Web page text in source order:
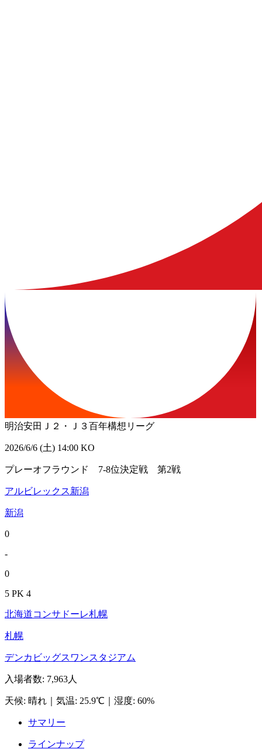
明治安田Ｊ２・Ｊ３百年構想リーグ
2026/6/6 (土) 14:00 KO
プレーオフラウンド 7-8位決定戦 第2戦
アルビレックス新潟
新潟
0
-
0
5 PK 4
北海道コンサドーレ札幌
札幌
デンカビッグスワンスタジアム
入場者数: 7,963人
天候: 晴れ 気温: 25.9℃ 湿度: 60%
サマリー
ラインナップ